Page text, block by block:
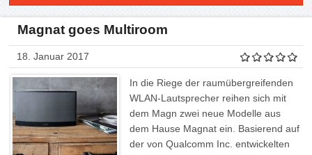
Mobile
Shop
Magnat goes Multiroom
18. Januar 2017
In die Riege der raumübergreifenden
WLAN-Lautsprecher reihen sich mit
dem Magn zwei neue Modelle aus
dem Hause Magnat ein. Basierend auf
der von Qualcomm Inc. entwickelten